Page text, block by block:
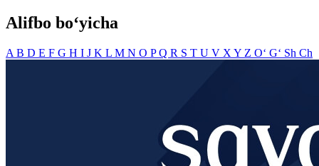
Alifbo bo‘yicha
A B D E F G H I J K L M N O PQ R S T U V X Y Z O‘ G‘ Sh Ch